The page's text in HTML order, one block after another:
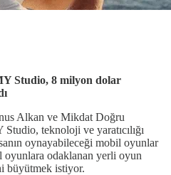
Studio, 8 milyon dolar
Alkan ve Mikdat Doğru
teknoloji ve yaratıcılığı
oynayabileceği mobil oyunlar
odaklanan yerli oyun
büyütmek istiyor.